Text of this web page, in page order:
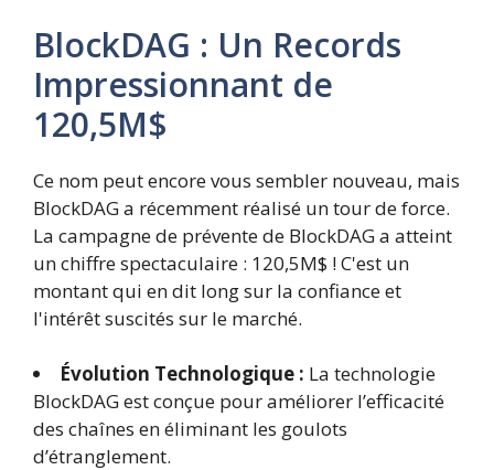
BlockDAG : Un Records
Impressionnant de
120,5M$
Ce nom peut encore vous sembler nouveau, mais
BlockDAG a récemment réalisé un tour de force.
La campagne de prévente de BlockDAG a atteint
un chiffre spectaculaire : 120,5M$ ! C'est un
montant qui en dit long sur la confiance et
l'intérêt suscités sur le marché.
Évolution Technologique : La technologie
BlockDAG est conçue pour améliorer l’efficacité
des chaînes en éliminant les goulots
d’étranglement.